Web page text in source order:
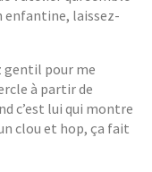
enfantine, laissez-
gentil pour me
à partir de
c’est lui qui montre
clou et hop, ça fait